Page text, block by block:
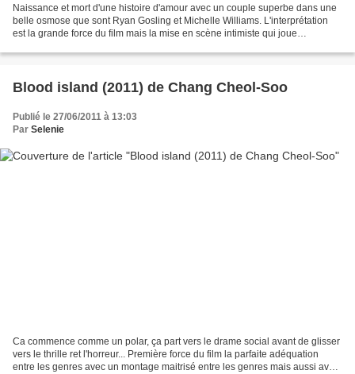
Naissance et mort d'une histoire d'amour avec un couple superbe dans une
belle osmose que sont Ryan Gosling et Michelle Williams. L'interprétation
est la grande force du film mais la mise en scène intimiste qui joue
Blood island (2011) de Chang Cheol-Soo
Publié le 27/06/2011 à 13:03
Par Selenie
Ca commence comme un polar, ça part vers le drame social avant de glisser
vers le thrille ret l'horreur... Première force du film la parfaite adéquation
entre les genres avec un montage maitrisé entre les genres mais aussi avec